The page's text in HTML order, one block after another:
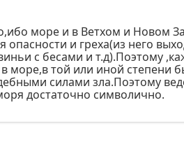
море и в Ветхом и Новом
опасности и греха(из него
с бесами и т.д).Поэтому
море,в той или иной степени
силами зла.Поэтому
достаточно символично.